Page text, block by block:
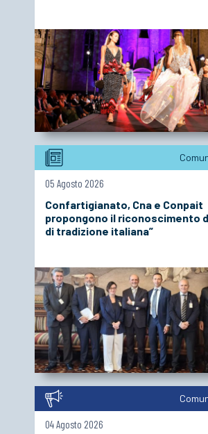
05 Agosto 2026
Confartigianato, Cna e Conpait
propongono il riconoscimento
di tradizione italiana”
04 Agosto 2026